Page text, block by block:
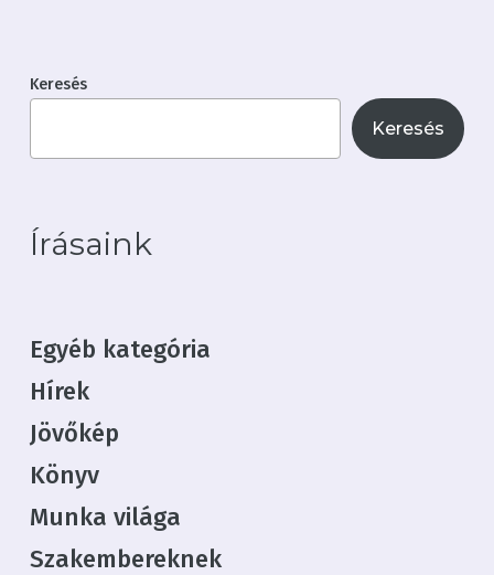
Keresés
Keresés
Írásaink
Egyéb kategória
Hírek
Jövőkép
Könyv
Munka világa
Szakembereknek